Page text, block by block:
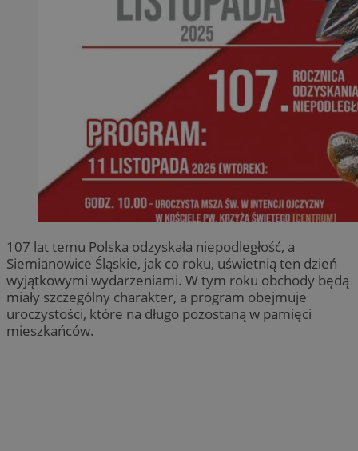
107 lat temu Polska odzyskała niepodległość, a
Siemianowice Śląskie, jak co roku, uświetnią ten dzień
wyjątkowymi wydarzeniami. W tym roku obchody będą
miały szczególny charakter, a program obejmuje
uroczystości, które na długo pozostaną w pamięci
mieszkańców.